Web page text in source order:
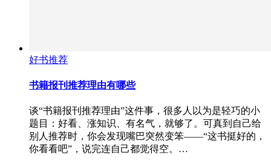
好书推荐
书籍报刊推荐理由有哪些
谈“书籍报刊推荐理由”这件事，很多人以为是轻巧的小
题目：好看、涨知识、有名气，就够了。可真到自己给
别人推荐时，你会发现嘴巴突然变笨——“这书挺好的，
你看看吧”，说完连自己都觉得空。…